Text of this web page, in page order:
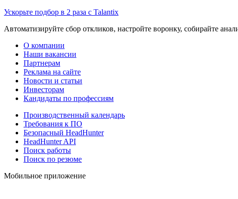
Ускорьте подбор в 2 раза с Talantix
Автоматизируйте сбор откликов, настройте воронку, собирайте
О компании
Наши вакансии
Партнерам
Реклама на сайте
Новости и статьи
Инвесторам
Кандидаты по профессиям
Производственный календарь
Требования к ПО
Безопасный HeadHunter
HeadHunter API
Поиск работы
Поиск по резюме
Мобильное приложение